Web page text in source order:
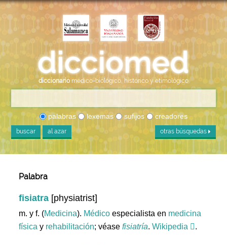
diccionario médico-biológico, histórico y etimológico
palabras lexemas sufijos creadores
buscar al azar otras búsquedas
Palabra
fisiatra [physiatrist]
m. y f. (Medicina). Médico especialista en medicina
física y rehabilitación; véasefisiatría.Wikipedia .